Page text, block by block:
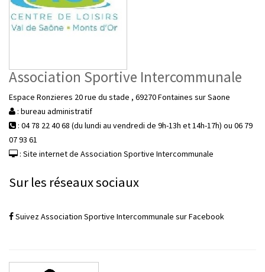
Association Sportive Intercommunale
Espace Ronzieres 20 rue du stade , 69270 Fontaines sur Saone
: bureau administratif
: 04 78 22 40 68 (du lundi au vendredi de 9h-13h et 14h-17h) ou 06 79
07 93 61
: Site internet de Association Sportive Intercommunale
Sur les réseaux sociaux
Suivez Association Sportive Intercommunale sur Facebook